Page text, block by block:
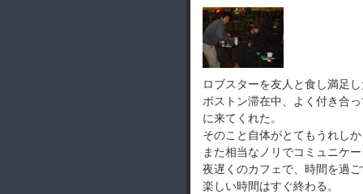
ロブスターを友人と食し満足
ボストン滞在中、よく付き合
に来てくれた。
そのこと自体がとてもうれし
また相当なノリでコミュニケ
夜遅くのカフェで、時間を過
楽しい時間はすぐ終わる。